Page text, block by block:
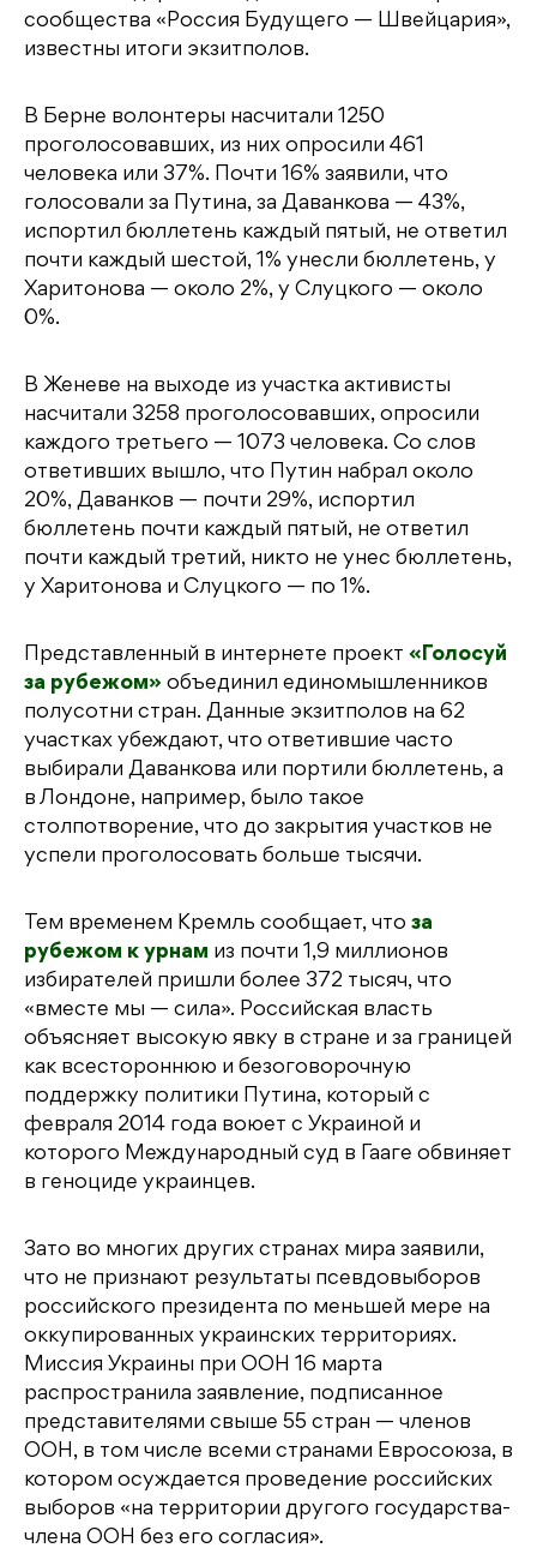
сообщества «Россия Будущего — Швейцария»,
известны итоги экзитполов.
В Берне волонтеры насчитали 1250
проголосовавших, из них опросили 461
человека или 37%. Почти 16% заявили, что
голосовали за Путина, за Даванкова — 43%,
испортил бюллетень каждый пятый, не ответил
почти каждый шестой, 1% унесли бюллетень, у
Харитонова — около 2%, у Слуцкого — около
0%.
В Женеве на выходе из участка активисты
насчитали 3258 проголосовавших, опросили
каждого третьего — 1073 человека. Со слов
ответивших вышло, что Путин набрал около
20%, Даванков — почти 29%, испортил
бюллетень почти каждый пятый, не ответил
почти каждый третий, никто не унес бюллетень,
у Харитонова и Слуцкого — по 1%.
Представленный в интернете проект «Голосуй
за рубежом» объединил единомышленников
полусотни стран. Данные экзитполов на 62
участках убеждают, что ответившие часто
выбирали Даванкова или портили бюллетень, а
в Лондоне, например, было такое
столпотворение, что до закрытия участков не
успели проголосовать больше тысячи.
Тем временем Кремль сообщает, что за
рубежом к урнам из почти 1,9 миллионов
избирателей пришли более 372 тысяч, что
«вместе мы — сила». Российская власть
объясняет высокую явку в стране и за границей
как всестороннюю и безоговорочную
поддержку политики Путина, который с
февраля 2014 года воюет с Украиной и
которого Международный суд в Гааге обвиняет
в геноциде украинцев.
Зато во многих других странах мира заявили,
что не признают результаты псевдовыборов
российского президента по меньшей мере на
оккупированных украинских территориях.
Миссия Украины при ООН 16 марта
распространила заявление, подписанное
представителями свыше 55 стран — членов
ООН, в том числе всеми странами Евросоюза, в
котором осуждается проведение российских
выборов «на территории другого государства-
члена ООН без его согласия».